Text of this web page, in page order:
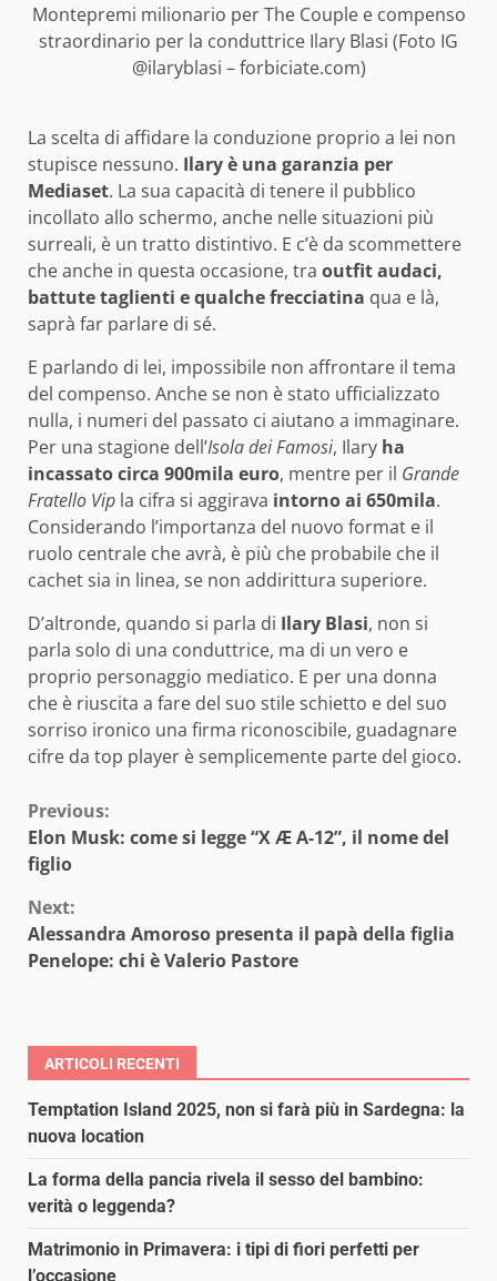
Montepremi milionario per The Couple e compenso
straordinario per la conduttrice Ilary Blasi (Foto IG
@ilaryblasi – forbiciate.com)
La scelta di affidare la conduzione proprio a lei non
stupisce nessuno. Ilary è una garanzia per
Mediaset. La sua capacità di tenere il pubblico
incollato allo schermo, anche nelle situazioni più
surreali, è un tratto distintivo. E c’è da scommettere
che anche in questa occasione, tra outfit audaci,
battute taglienti e qualche frecciatina qua e là,
saprà far parlare di sé.
E parlando di lei, impossibile non affrontare il tema
del compenso. Anche se non è stato ufficializzato
nulla, i numeri del passato ci aiutano a immaginare.
Per una stagione dell’Isola dei Famosi, Ilary ha
incassato circa 900mila euro, mentre per il Grande
Fratello Vip la cifra si aggirava intorno ai 650mila.
Considerando l’importanza del nuovo format e il
ruolo centrale che avrà, è più che probabile che il
cachet sia in linea, se non addirittura superiore.
D’altronde, quando si parla di Ilary Blasi, non si
parla solo di una conduttrice, ma di un vero e
proprio personaggio mediatico. E per una donna
che è riuscita a fare del suo stile schietto e del suo
sorriso ironico una firma riconoscibile, guadagnare
cifre da top player è semplicemente parte del gioco.
Continue
Reading
Previous:
Elon Musk: come si legge “X Æ A-12”, il nome del
figlio
Next:
Alessandra Amoroso presenta il papà della figlia
Penelope: chi è Valerio Pastore
ARTICOLI RECENTI
Temptation Island 2025, non si farà più in Sardegna: la
nuova location
La forma della pancia rivela il sesso del bambino:
verità o leggenda?
Matrimonio in Primavera: i tipi di fiori perfetti per
l’occasione